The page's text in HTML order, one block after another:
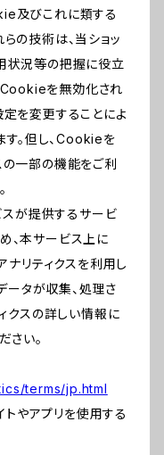
及びこれに類する
の技術は、当ショッ
状況等の把握に役立
Cookieを無効化され
定を変更することによ
。但し、Cookieを
の一部の機能をご利
スが提供するサービ
、本サービス上に
リティクスを利用し
ータが収集、処理さ
クスの詳しい情報に
さい。
terms/jp.html
やアプリを使用する